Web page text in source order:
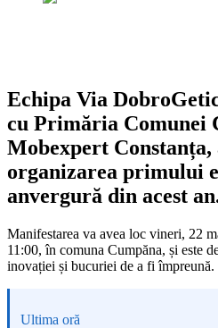
Echipa Via
cu Primăria Comunei
Mobexpert Constanța,
organizarea primului
anvergură din acest
Manifestarea va avea loc vineri, 22
11:00, în comuna Cumpăna, și este
inovației și bucuriei de a fi împreună.
Ultima oră